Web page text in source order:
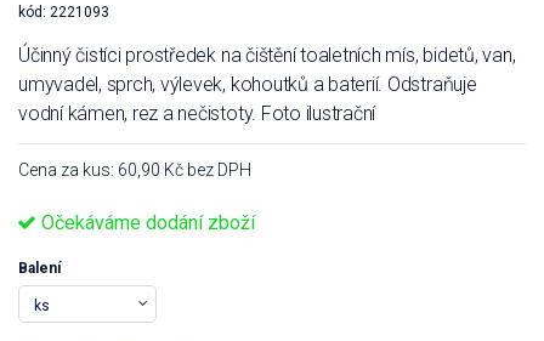
kód: 2221093
Účinný čistíci prostředek na čištění toaletních mís, bidetů, van,
umyvadel, sprch, výlevek, kohoutků a baterií. Odstraňuje
vodní kámen, rez a nečistoty. Foto ilustrační
Cena za kus: 60,90 Kč bez DPH
Očekáváme dodání zboží
Balení